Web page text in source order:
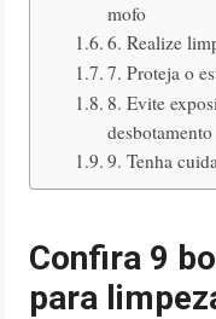
mofo
6. Realize
7. Proteja o
8. Evite
desbotamento
9. Tenha
Confira 9
para